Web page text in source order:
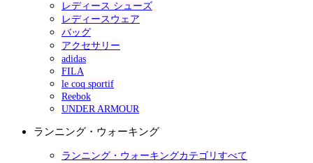
レディース シューズ
レディースウェア
バッグ
アクセサリー
adidas
FILA
le coq sportif
Reebok
UNDER ARMOUR
ランニング・ウォーキング
ランニング・ウォーキングカテゴリすべて